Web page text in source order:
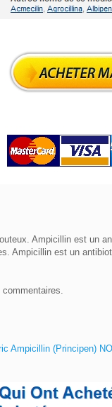
Ampicillin est un
Ampicillin est un
commentaires.
Ampicillin (Principen)